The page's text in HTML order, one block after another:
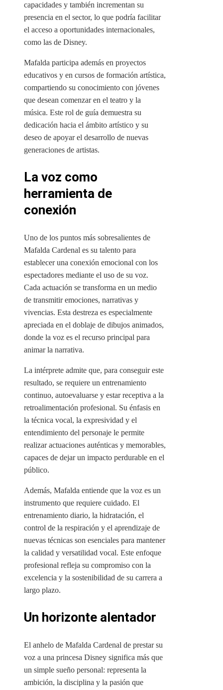
capacidades y también incrementan su
presencia en el sector, lo que podría facilitar
el acceso a oportunidades internacionales,
como las de Disney.
Mafalda participa además en proyectos
educativos y en cursos de formación artística,
compartiendo su conocimiento con jóvenes
que desean comenzar en el teatro y la
música. Este rol de guía demuestra su
dedicación hacia el ámbito artístico y su
deseo de apoyar el desarrollo de nuevas
generaciones de artistas.
La voz como
herramienta de
conexión
Uno de los puntos más sobresalientes de
Mafalda Cardenal es su talento para
establecer una conexión emocional con los
espectadores mediante el uso de su voz.
Cada actuación se transforma en un medio
de transmitir emociones, narrativas y
vivencias. Esta destreza es especialmente
apreciada en el doblaje de dibujos animados,
donde la voz es el recurso principal para
animar la narrativa.
La intérprete admite que, para conseguir este
resultado, se requiere un entrenamiento
continuo, autoevaluarse y estar receptiva a la
retroalimentación profesional. Su énfasis en
la técnica vocal, la expresividad y el
entendimiento del personaje le permite
realizar actuaciones auténticas y memorables,
capaces de dejar un impacto perdurable en el
público.
Además, Mafalda entiende que la voz es un
instrumento que requiere cuidado. El
entrenamiento diario, la hidratación, el
control de la respiración y el aprendizaje de
nuevas técnicas son esenciales para mantener
la calidad y versatilidad vocal. Este enfoque
profesional refleja su compromiso con la
excelencia y la sostenibilidad de su carrera a
largo plazo.
Un horizonte alentador
El anhelo de Mafalda Cardenal de prestar su
voz a una princesa Disney significa más que
un simple sueño personal: representa la
ambición, la disciplina y la pasión que